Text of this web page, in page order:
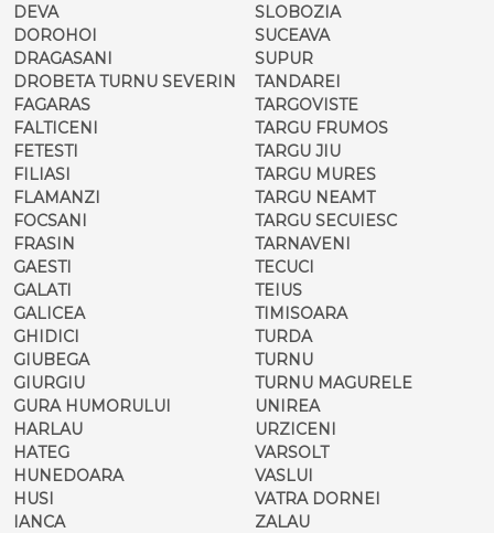
DEVA
DOROHOI
DRAGASANI
DROBETA TURNU SEVERIN
FAGARAS
FALTICENI
FETESTI
FILIASI
FLAMANZI
FOCSANI
FRASIN
GAESTI
GALATI
GALICEA
GHIDICI
GIUBEGA
GIURGIU
GURA HUMORULUI
HARLAU
HATEG
HUNEDOARA
HUSI
IANCA
SLOBOZIA
SUCEAVA
SUPUR
TANDAREI
TARGOVISTE
TARGU FRUMOS
TARGU JIU
TARGU MURES
TARGU NEAMT
TARGU SECUIESC
TARNAVENI
TECUCI
TEIUS
TIMISOARA
TURDA
TURNU
TURNU MAGURELE
UNIREA
URZICENI
VARSOLT
VASLUI
VATRA DORNEI
ZALAU